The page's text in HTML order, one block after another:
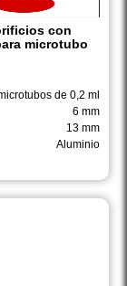
con
microtubo
de 0,2 ml
6 mm
13 mm
Aluminio